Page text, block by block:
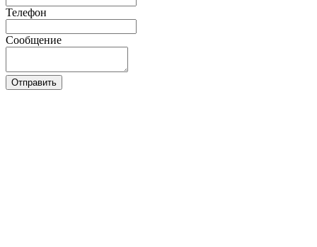
Телефон
Сообщение
Отправить